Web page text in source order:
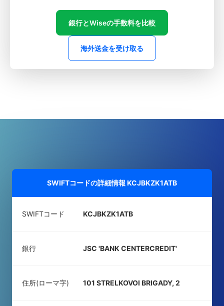
銀行とWiseの手数料を比較
海外送金を受け取る
SWIFTコードの詳細情報 KCJBKZK1ATB
SWIFTコード KCJBKZK1ATB
銀行 JSC 'BANK CENTERCREDIT'
住所(ローマ字) 101 STRELKOVOI BRIGADY, 2